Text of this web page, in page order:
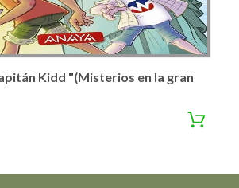
Kidd "(Misterios en la gran